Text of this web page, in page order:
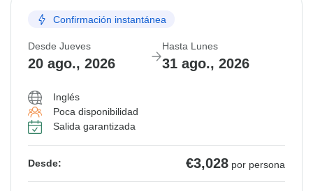
Confirmación instantánea
Desde Jueves
20 ago., 2026
Hasta Lunes
31 ago., 2026
Inglés
Poca disponibilidad
Salida garantizada
Desde: €3,028 por persona